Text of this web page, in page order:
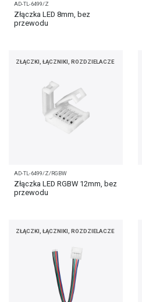
AD-TL-6499/Z
Złączka LED 8mm, bez
przewodu
ZŁĄCZKI, ŁĄCZNIKI, ROZDZIELACZE
AD-TL-6499/Z/RGBW
Złączka LED RGBW 12mm, bez
przewodu
ZŁĄCZKI, ŁĄCZNIKI, ROZDZIELACZE